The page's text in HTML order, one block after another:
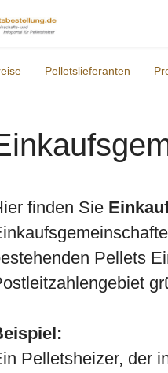
Pelletslieferanten
finden Sie
Pellets
Pelletsheizer, der